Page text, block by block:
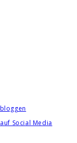
Social Media